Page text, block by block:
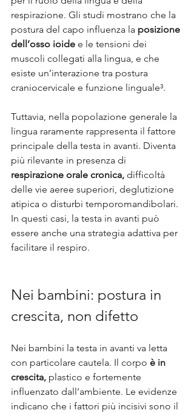
respirazione. Gli studi mostrano che la
postura del capo influenza la posizione
dell’osso ioide e le tensioni dei
muscoli collegati alla lingua, e che
esiste un’interazione tra postura
craniocervicale e funzione linguale³.
Tuttavia, nella popolazione generale la
lingua raramente rappresenta il fattore
principale della testa in avanti. Diventa
più rilevante in presenza di
respirazione orale cronica, difficoltà
delle vie aeree superiori, deglutizione
atipica o disturbi temporomandibolari.
In questi casi, la testa in avanti può
essere anche una strategia adattiva per
facilitare il respiro.
Nei bambini: postura in
crescita, non difetto
Nei bambini la testa in avanti va letta
con particolare cautela. Il corpo è in
crescita, plastico e fortemente
influenzato dall’ambiente. Le evidenze
indicano che i fattori più incisivi sono il